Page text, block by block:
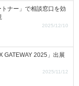
トナー」で相談窓口を効
2025/12/10
GATEWAY 2025」出展
2025/11/12